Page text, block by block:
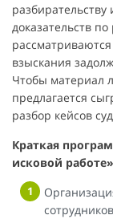
доказательств
взыскания
Чтобы материал
предлагается
разбор кейсов
Краткая
исковой